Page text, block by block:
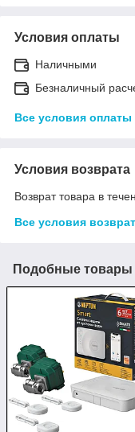
Условия оплаты
Наличными
Безналичный
Все условия оплаты
Условия возврата
Возврат товара в
Все условия
Подобные товары